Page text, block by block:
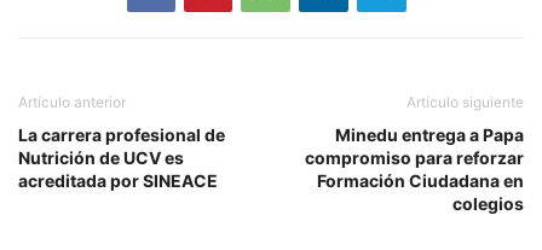
Artículo anterior
La carrera profesional de
Nutrición de UCV es
acreditada por SINEACE
Artículo siguiente
Minedu entrega a Papa
compromiso para reforzar
Formación Ciudadana en
colegios